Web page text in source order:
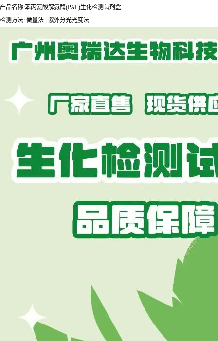
产品名称:苯丙氨酸解氨酶(PAL)生化检测试剂盒
检测方法: 微量法 , 紫外分光光度法